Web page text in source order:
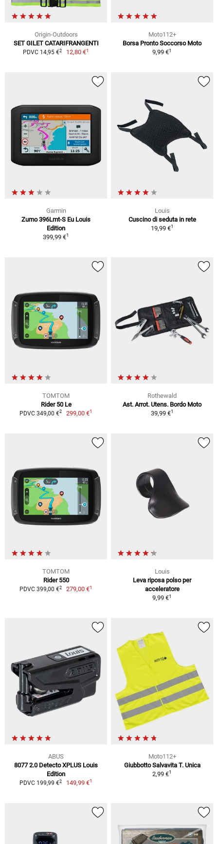
Origin-Outdoors
SET GILET CATARIFRANGENTI
PDVC 14,95 €2 12,80 €1
Moto112+
Borsa Pronto Soccorso Moto
9,99 €1
Garmin
Zumo 396Lmt-S Eu Louis
Edition
399,99 €1
Louis
Cuscino di seduta in rete
19,99 €1
TOMTOM
Rider 50 Le
PDVC 349,00 €2 299,00 €1
Rothewald
Ast. Arrot. Utens. Bordo Moto
39,99 €1
TOMTOM
Rider 550
PDVC 399,00 €2 279,00 €1
Louis
Leva riposa polso per
acceleratore
9,99 €1
ABUS
8077 2.0 Detecto XPLUS Louis
Edition
PDVC 199,99 €2 149,99 €1
Moto112+
Giubbotto Salvavita T. Unica
2,99 €1